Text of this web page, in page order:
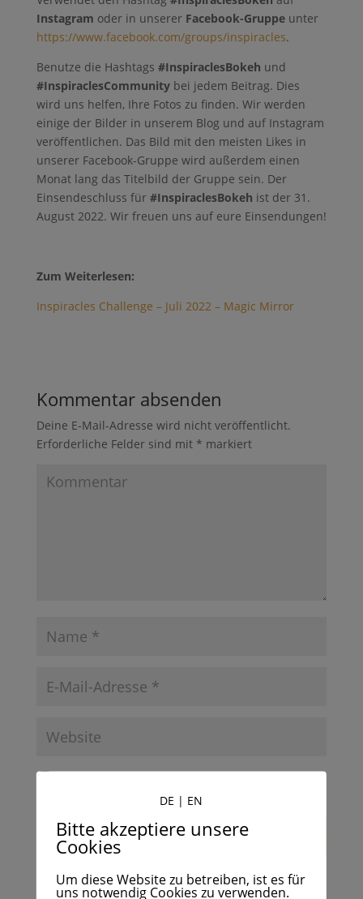
Instagram oder in unserer Facebook-Gruppeunter
https://www.facebook.com/groups/inspiracles.
Benutze die Hashtags #InspiraclesBokeh und
#InspiraclesCommunitybei jedem Beitrag. Dies
wird uns helfen, Ihre Fotos zu finden. Wir werden
einige der Bilder in unserem Blog und auf Instagram
veröffentlichen. Das Bild mit den meisten Likes in
unserer Facebook-Gruppe wird außerdem einen
Monat lang das Titelbild der Gruppe sein. Der
Einsendeschluss für #InspiraclesBokeh ist der 31.
August 2022. Wir freuen uns auf eure Einsendungen!
Zum Weiterlesen:
Inspiracles Challenge – Juli 2022 – Magic Mirror
Kommentar absenden
Deine E-Mail-Adresse wird nicht veröffentlicht.
Erforderliche Felder sind mit * markiert
Name, E-Mail-Adresse und Website in diesem
Browser für meinen nächsten Kommentar speichern.
DE | EN
Bitte akzeptiere unsere
Cookies
Um diese Website zu betreiben, ist es für
uns notwendig Cookies zu verwenden.